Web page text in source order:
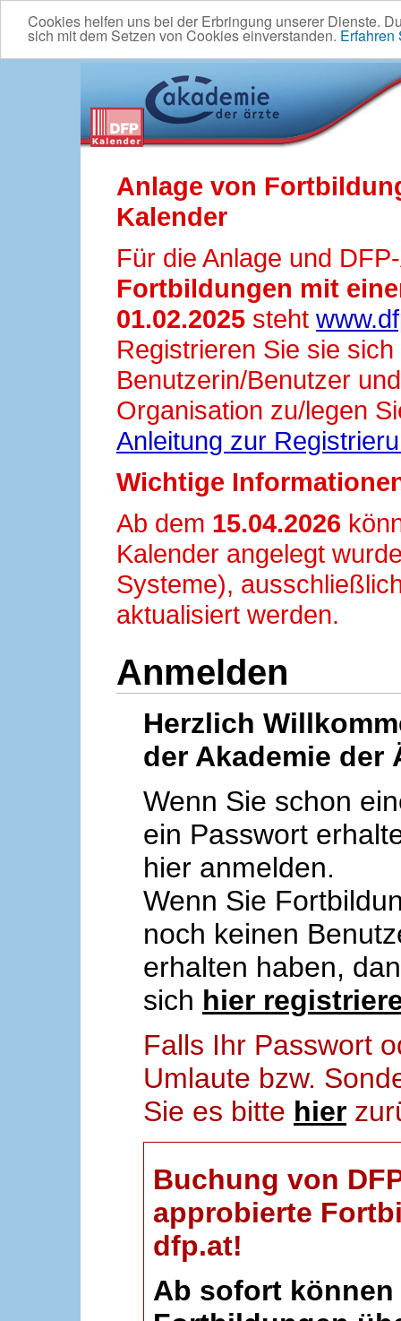
Cookies helfen uns bei der Erbringung unserer Dienste.
sich mit dem Setzen von Cookies einverstanden. Erfahren
Anlage von
Kalender
Für die Anlage und
Fortbildungen mit
01.02.2025 steht
Registrieren Sie sie
Benutzerin/Benutzer
Organisation zu/legen
Anleitung zur
Wichtige
Ab dem 15.04.2026
Kalender angelegt
Systeme),
aktualisiert werden.
Anmelden
Herzlich
der Akademie der
Wenn Sie schon
ein Passwort
hier anmelden.
Wenn Sie
noch keinen
erhalten haben,
sich hier
Falls Ihr Passwort
Umlaute bzw.
Sie es bitte hier
Buchung von
approbierte
dfp.at!
Ab sofort können